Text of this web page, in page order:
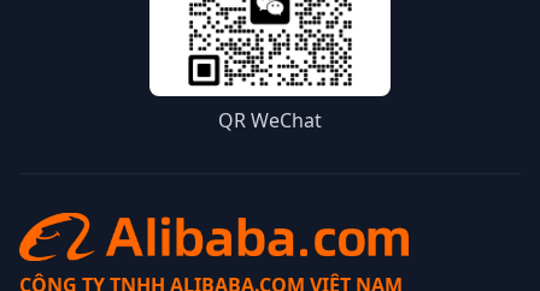
QR WeChat
CÔNG TY TNHH ALIBABA.COM VIỆT NAM